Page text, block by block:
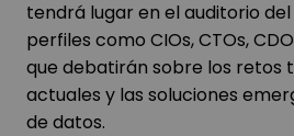
tendrá lugar en el auditorio
perfiles como CIOs, CTOs,
que debatirán sobre los retos
actuales y las soluciones
de datos.